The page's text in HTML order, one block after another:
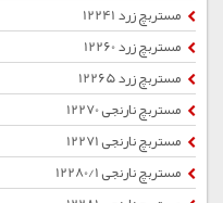
مستربچ زرد 12241
مستربچ زرد 12260
مستربچ زرد 12265
مستربچ نارنجی 12270
مستربچ نارنجی 12271
مستربچ نارنجی 12280/1